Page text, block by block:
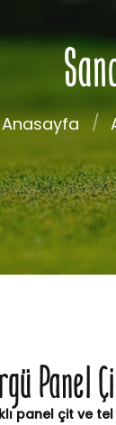
Anasayfa
Panel
panel çit ve